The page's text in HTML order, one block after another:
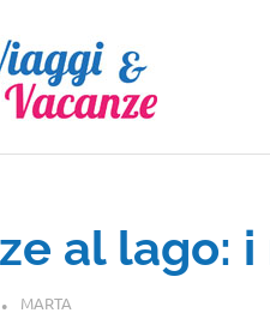
al lago:
MARTA